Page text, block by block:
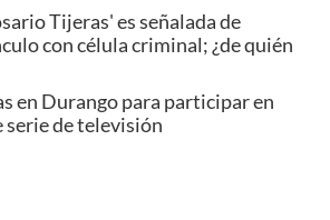
Tijeras' es señalada de
con célula criminal; ¿de quién
en Durango para participar en
serie de televisión